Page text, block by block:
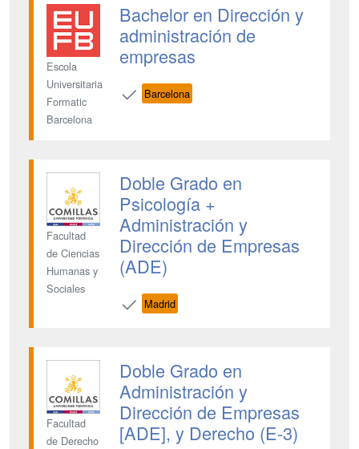
Escola
Universitaria
Formatic
Barcelona
Bachelor en Dirección y
administración de
empresas
Barcelona
Facultad
de Ciencias
Humanas y
Sociales
Doble Grado en
Psicología +
Administración y
Dirección de Empresas
(ADE)
Madrid
Facultad
de Derecho
Doble Grado en
Administración y
Dirección de Empresas
[ADE], y Derecho (E-3)